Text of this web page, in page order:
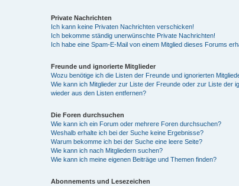
Private Nachrichten
Ich kann keine Privaten Nachrichten verschicken!
Ich bekomme ständig unerwünschte Private Nachrichten!
Ich habe eine Spam-E-Mail von einem Mitglied dieses Forums
Freunde und ignorierte Mitglieder
Wozu benötige ich die Listen der Freunde und ignorierten
Wie kann ich Mitglieder zur Liste der Freunde oder zur Liste der
wieder aus den Listen entfernen?
Die Foren durchsuchen
Wie kann ich ein Forum oder mehrere Foren durchsuchen?
Weshalb erhalte ich bei der Suche keine Ergebnisse?
Warum bekomme ich bei der Suche eine leere Seite?
Wie kann ich nach Mitgliedern suchen?
Wie kann ich meine eigenen Beiträge und Themen finden?
Abonnements und Lesezeichen